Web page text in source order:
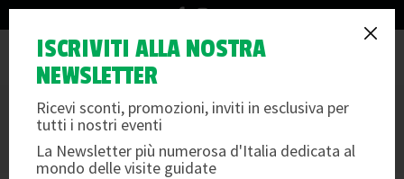
info@arteemusei.com
LA PADOVA DI GALILEO E IL TEATRO
ANATOMICO
SCIENZIATO CHE QUI TRASCORSE I 18 ANNI MIGLIORI DELLA SUA
VITA
Per info e dettagli scorri oltre le date e le foto
ISCRIVITI ALLA NOSTRA
NEWSLETTER
Ricevi sconti, promozioni, inviti in esclusiva per
tutti i nostri eventi
La Newsletter più numerosa d'Italia dedicata al
mondo delle visite guidate